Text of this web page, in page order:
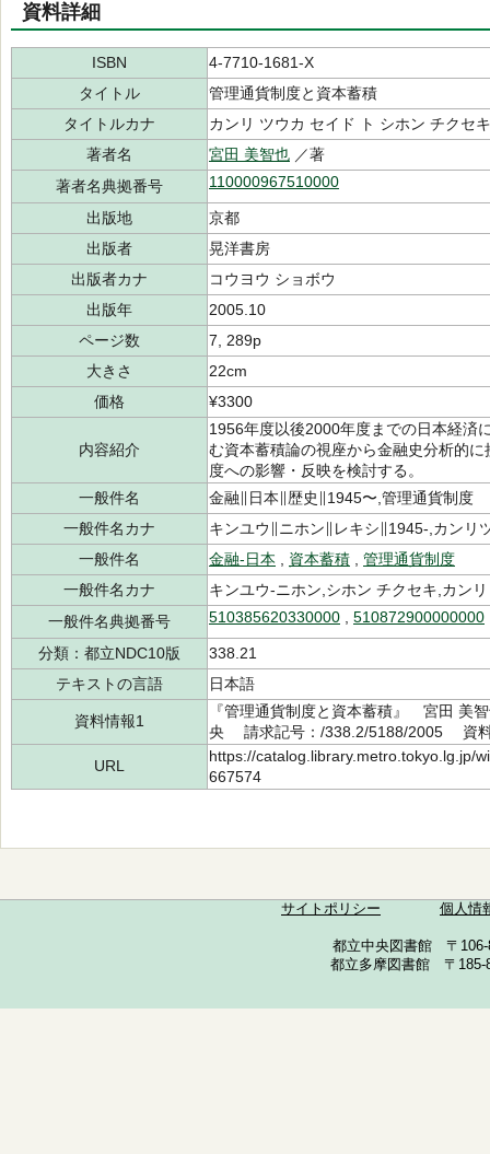
資料詳細
ISBN
4-7710-1681-X
タイトル
管理通貨制度と資本蓄積
タイトルカナ
カンリ ツウカ セイド ト シホン チクセキ
著者名
宮田 美智也 ／著
著者名典拠番号
110000967510000
出版地
京都
出版者
晃洋書房
出版者カナ
コウヨウ ショボウ
出版年
2005.10
ページ数
7, 289p
大きさ
22cm
価格
¥3300
内容紹介
1956年度以後2000年度までの日本経済
む資本蓄積論の視座から金融史分析的
度への影響・反映を検討する。
一般件名
金融∥日本∥歴史∥1945〜,管理通貨制度
一般件名カナ
キンユウ∥ニホン∥レキシ∥1945-,カンリ
一般件名
金融-日本 資本蓄積
管理通貨制度
一般件名カナ
キンユウ-ニホン,シホン チクセキ,カン
一般件名典拠番号
510385620330000 510872900000000
分類：都立NDC10版
338.21
テキストの言語
日本語
資料情報1
『管理通貨制度と資本蓄積』 宮田
央 請求記号：/338.2/5188/2005 資料
URL
https://catalog.library.metro.tokyo.lg.jp/
667574
サイトポリシー 個人情
都立中央図書館 〒
都立多摩図書館 〒185-